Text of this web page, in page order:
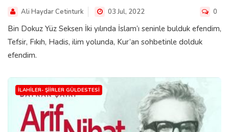
Ali Haydar Cetinturk 03 Jul, 2022 0
Bin Dokuz Yüz Seksen İki yılında İslam’ı seninle bulduk efendim,
Tefsir, Fıkıh, Hadis, ilim yolunda, Kur’an sohbetinle dolduk
efendim.
İLAHILER- ŞIIRLER GÜLDESTESI